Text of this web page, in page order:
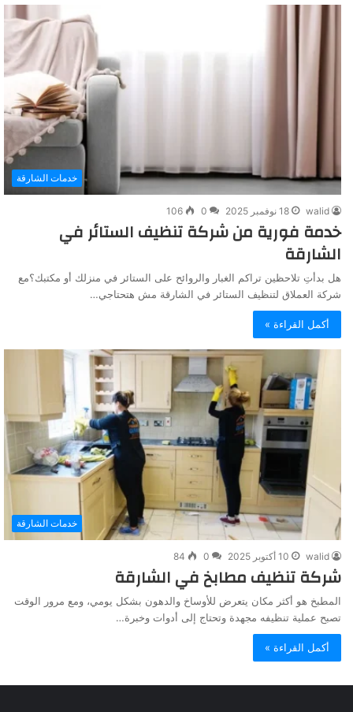
خدمات الشارقة
walid 18 نوفمبر 2025 0
106
خدمة فورية من شركة تنظيف الستائر في
الشارقة
هل بدأتِ تلاحظين تراكم الغبار والروائح على الستائر في منزلك أو مكتبك؟مع
شركة العملاق لتنظيف الستائر في الشارقة مش هتحتاجي…
أكمل القراءة »
خدمات الشارقة
walid 10 أكتوبر 2025 0
84
شركة تنظيف مطابخ في الشارقة
المطبخ هو أكثر مكان يتعرض للأوساخ والدهون بشكل يومي، ومع مرور الوقت
تصبح عملية تنظيفه مجهدة وتحتاج إلى أدوات وخبرة…
أكمل القراءة »